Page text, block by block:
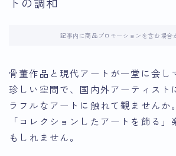
記事内に商品プロモーションを含む場合
骨董作品と現代アートが一堂に会し
珍しい空間で、国内外アーティスト
ラフルなアートに触れて観ませんか
「コレクションしたアートを飾る
もしれません。